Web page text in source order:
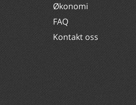
Økonomi
FAQ
Kontakt oss